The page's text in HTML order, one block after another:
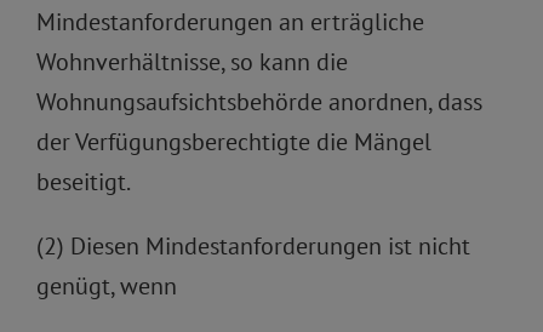
Mindestanforderungen an erträgliche
Wohnverhältnisse, so kann die
Wohnungsaufsichtsbehörde anordnen, dass
der Verfügungsberechtigte die Mängel
beseitigt.
(2) Diesen Mindestanforderungen ist nicht
genügt, wenn